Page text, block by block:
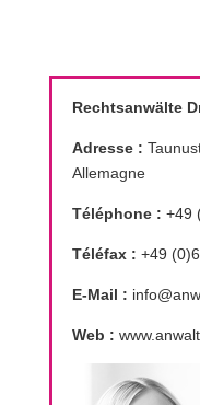
Rechtsanwälte
Adresse :
Allemagne
Téléphone : +49
Téléfax : +49
E-Mail :
Web :